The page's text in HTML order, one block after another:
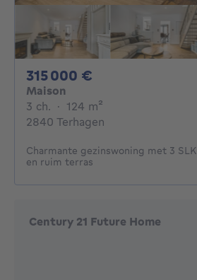
315 000 €
Maison
3 ch. 3 chambres
· 124 m²
2840 Terhagen
Charmante gezinswoning met 3 SLK
en ruim terras
Century 21 Future Home